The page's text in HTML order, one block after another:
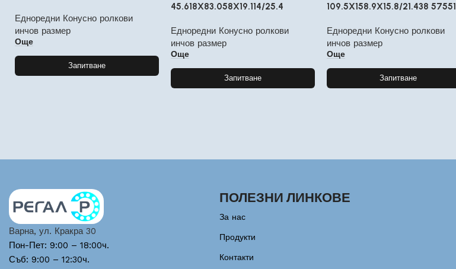
Едноредни Конусно ролкови
инчов размер
Още
Запитване
45.618X83.058X19.114/25.4
Едноредни Конусно ролкови
инчов размер
Още
Запитване
109.5X158.9X15.8/21.438 57551
Едноредни Конусно ролкови
инчов размер
Още
Запитване
Варна, ул. Кракра 30
Пон-Пет: 9:00 – 18:00ч.
Съб: 9:00 – 12:30ч.
ПОЛЕЗНИ ЛИНКОВЕ
За нас
Продукти
Контакти